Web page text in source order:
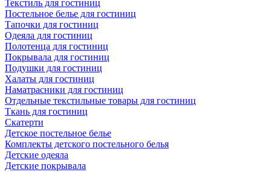
Текстиль для гостиниц
Постельное белье для гостиниц
Тапочки для гостиниц
Одеяла для гостиниц
Полотенца для гостиниц
Покрывала для гостиниц
Подушки для гостиниц
Халаты для гостиниц
Наматрасники для гостиниц
Отдельные текстильные товары для гостиниц
Ткань для гостиниц
Скатерти
Детское постельное белье
Комплекты детского постельного белья
Детские одеяла
Детские покрывала